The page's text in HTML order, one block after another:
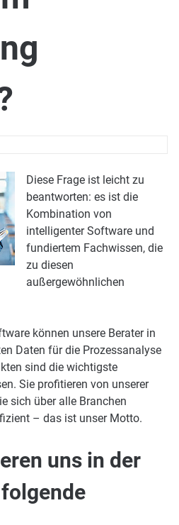
Diese Frage ist leicht zu
beantworten: es ist die
Kombination von
intelligenter Software und
fundiertem Fachwissen, die
zu diesen
außergewöhnlichen
können unsere Berater in
Daten für die Prozessanalyse
sind die wichtigste
Sie profitieren von unserer
sich über alle Branchen
– das ist unser Motto.
uns in der